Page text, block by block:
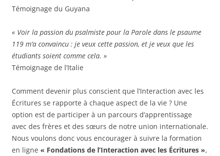
Témoignage du Guyana
« Voir la passion du psalmiste pour la Parole dans le psaume
119 m’a convaincu : je veux cette passion, et je veux que les
étudiants soient comme cela. »
Témoignage de l’Italie
Comment devenir plus conscient que l’Interaction avec les
Écritures se rapporte à chaque aspect de la vie ? Une
option est de participer à un parcours d’apprentissage
avec des frères et des sœurs de notre union internationale.
Nous voulons donc vous encourager à suivre la formation
en ligne « Fondations de l’Interaction avec les Écritures »,